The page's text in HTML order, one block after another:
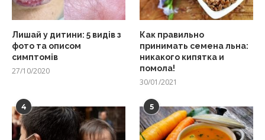
Лишай у дитини: 5 видів з
фото та описом
симптомів
27/10/2020
Как правильно
принимать семена льна:
никакого кипятка и
помола!
30/01/2021
4 5